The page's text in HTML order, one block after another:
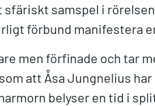
sfäriskt samspel i
förbund manifestera
men förfinade och tar
att Åsa Jungnelius
belyser en tid i